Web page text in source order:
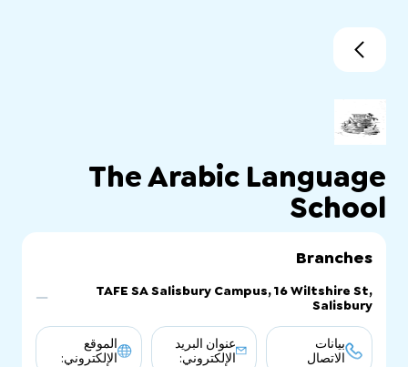
The Arabic Language
School
Branches
TAFE SA Salisbury Campus, 16 Wiltshire St,
Salisbury
بيانات
الاتصال
عنوان البريد
الإلكتروني:
الموقع
الإلكتروني: